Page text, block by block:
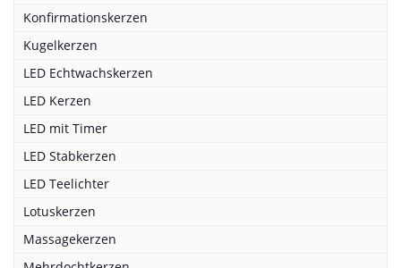
Konfirmationskerzen
Kugelkerzen
LED Echtwachskerzen
LED Kerzen
LED mit Timer
LED Stabkerzen
LED Teelichter
Lotuskerzen
Massagekerzen